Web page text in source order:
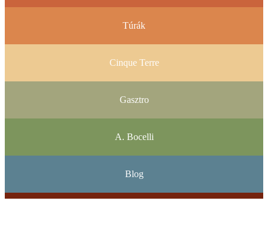
Túrák
Cinque Terre
Gasztro
A. Bocelli
Blog